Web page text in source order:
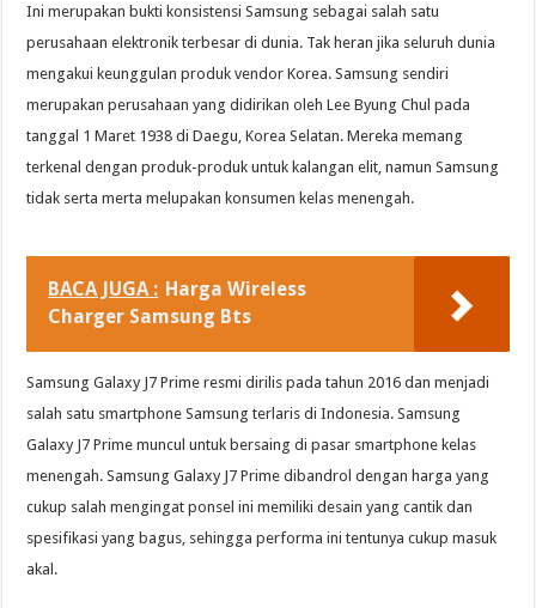
Ini merupakan bukti konsistensi Samsung sebagai salah satu
perusahaan elektronik terbesar di dunia. Tak heran jika seluruh dunia
mengakui keunggulan produk vendor Korea. Samsung sendiri
merupakan perusahaan yang didirikan oleh Lee Byung Chul pada
tanggal 1 Maret 1938 di Daegu, Korea Selatan. Mereka memang
terkenal dengan produk-produk untuk kalangan elit, namun Samsung
tidak serta merta melupakan konsumen kelas menengah.
BACA JUGA : Harga Wireless
Charger Samsung Bts
Samsung Galaxy J7 Prime resmi dirilis pada tahun 2016 dan menjadi
salah satu smartphone Samsung terlaris di Indonesia. Samsung
Galaxy J7 Prime muncul untuk bersaing di pasar smartphone kelas
menengah. Samsung Galaxy J7 Prime dibandrol dengan harga yang
cukup salah mengingat ponsel ini memiliki desain yang cantik dan
spesifikasi yang bagus, sehingga performa ini tentunya cukup masuk
akal.